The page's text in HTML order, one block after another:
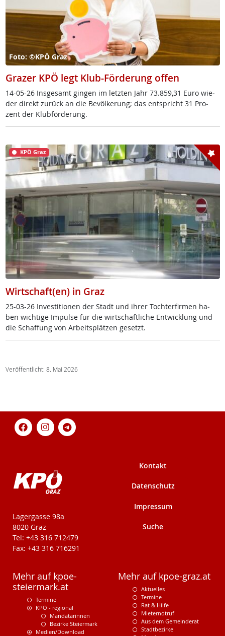
Foto: ©KPÖ Graz
Grazer KPÖ legt Klub-Förderung offen
14-05-26 Ins­ge­s­amt gin­gen im letz­ten Jahr 73.859,31 Eu­ro wie­
der di­rekt zu­rück an die Be­völ­ke­rung; das ent­spricht 31 Pro­
zent der Klub­för­de­rung.
KPÖ Graz
Wirtschaft(en) in Graz
25-03-26 In­ves­ti­tio­nen der Stadt und ih­rer Toch­ter­fir­men ha­
ben wich­ti­ge Im­pul­se für die wirt­schaft­li­che Ent­wick­lung und
die Schaf­fung von Ar­beits­plät­zen ge­setzt.
Veröffentlicht: 8. Mai 2026
KPÖ-Steiermark
Lagergasse 98a
8020 Graz
Tel: +43 316 712479
Fax: +43 316 716291
Kontakt
Datenschutz
Impressum
Suche
Mehr auf kpoe-
steiermark.at
Termine
KPÖ - regional
Mandatarinnen
Bezirke Steiermark
Medien/Download
Mehr auf kpoe-graz.at
Aktuelles
Termine
Rat & Hilfe
Mieternotruf
Aus dem Gemeinderat
Stadtbezirke